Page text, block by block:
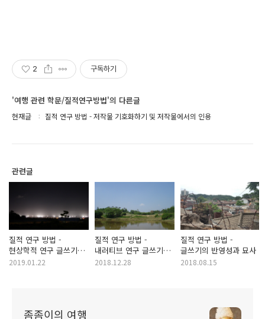
2 구독하기
'여행 관련 학문/질적연구방법'의 다른글
현재글 질적 연구 방법 - 저작물 기호화하기 및 저작물에서의 인용
관련글
질적 연구 방법 -
현상학적 연구 글쓰기
구조
2019.01.22
질적 연구 방법 -
내러티브 연구 글쓰기
구조
2018.12.28
질적 연구 방법 -
글쓰기의 반영성과 묘사
2018.08.15
좀좀이의 여행